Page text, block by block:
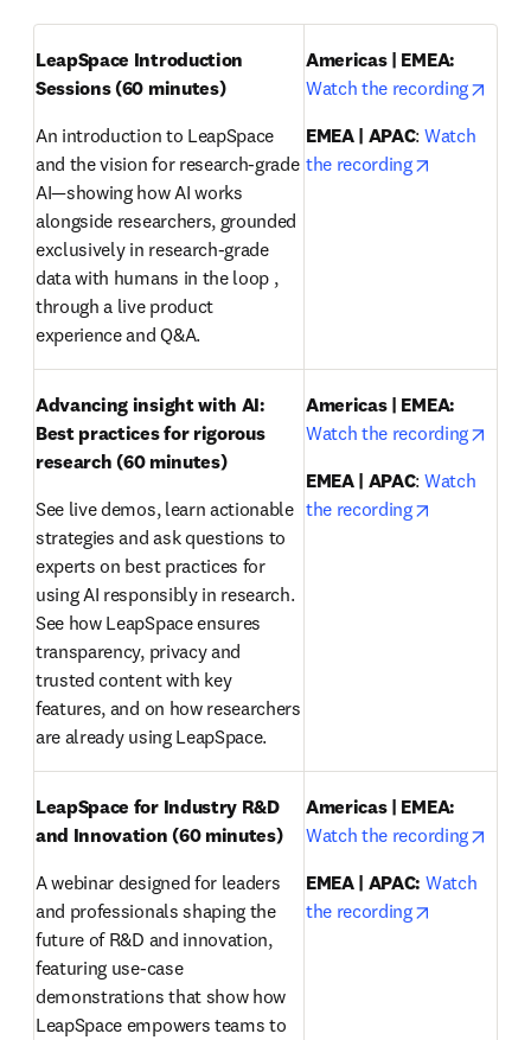
LeapSpace Introduction
Sessions (60 minutes)
An introduction to LeapSpace
and the vision for research-grade
AI—showing how AI works
alongside researchers, grounded
exclusively in research-grade
data with humans in the loop ,
through a live product
experience and Q&A.
Watch the recording
EMEA | APAC: Watch
the recording
Advancing insight with AI:
Best practices for rigorous
research (60 minutes)
See live demos, learn actionable
strategies and ask questions to
experts on best practices for
using AI responsibly in research.
See how LeapSpace ensures
transparency, privacy and
trusted content with key
features, and on how researchers
are already using LeapSpace.
Americas | EMEA:
Watch the recording
EMEA | APAC: Watch
the recording
LeapSpace for Industry R&D
and Innovation (60 minutes)
A webinar designed for leaders
and professionals shaping the
future of R&D and innovation,
featuring use-case
demonstrations that show how
LeapSpace empowers teams to
Americas | EMEA:
Watch the recording
EMEA | APAC: Watch
the recording